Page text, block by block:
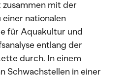
mit der
nationalen
für Aquakultur und
entlang der
durch. In einem
Schwachstellen in einer